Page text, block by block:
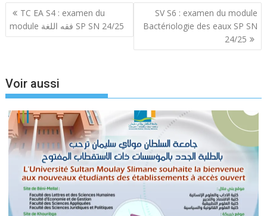
Navigation
de
l’article
TC EA S4 : examen du
module فقه اللغة SP SN 24/25
SV S6 : examen du module
Bactériologie des eaux SP SN
24/25
Voir aussi